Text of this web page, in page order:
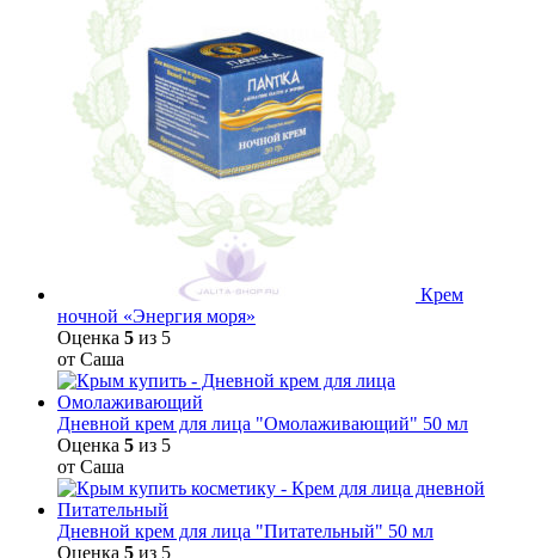
Крем
ночной «Энергия моря»
Оценка 5 из 5
от Саша
Дневной крем для лица "Омолаживающий" 50 мл
Оценка 5 из 5
от Саша
Дневной крем для лица "Питательный" 50 мл
Оценка 5 из 5